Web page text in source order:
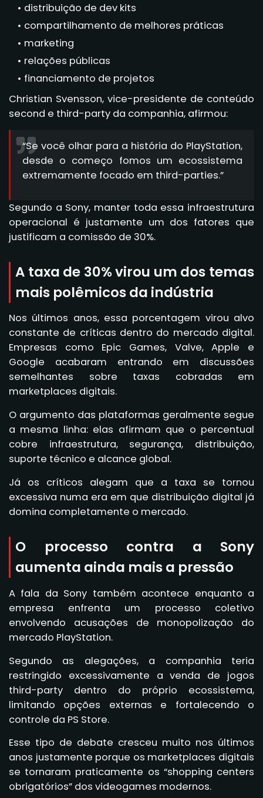
distribuição de dev kits
compartilhamento de melhores práticas
marketing
relações públicas
financiamento de projetos
Christian Svensson, vice-presidente de conteúdo
second e third-party da companhia, afirmou:
“Se você olhar para a história do PlayStation,
desde o começo fomos um ecossistema
extremamente focado em third-parties.”
Segundo a Sony, manter toda essa infraestrutura
operacional é justamente um dos fatores que
justificam a comissão de 30%.
A taxa de 30% virou um dos temas
mais polêmicos da indústria
Nos últimos anos, essa porcentagem virou alvo
constante de críticas dentro do mercado digital.
Empresas como Epic Games, Valve, Apple e
Google acabaram entrando em discussões
semelhantes sobre taxas cobradas em
marketplaces digitais.
O argumento das plataformas geralmente segue
a mesma linha: elas afirmam que o percentual
cobre infraestrutura, segurança, distribuição,
suporte técnico e alcance global.
Já os críticos alegam que a taxa se tornou
excessiva numa era em que distribuição digital já
domina completamente o mercado.
O processo contra a Sony
aumenta ainda mais a pressão
A fala da Sony também acontece enquanto a
empresa enfrenta um processo coletivo
envolvendo acusações de monopolização do
mercado PlayStation.
Segundo as alegações, a companhia teria
restringido excessivamente a venda de jogos
third-party dentro do próprio ecossistema,
limitando opções externas e fortalecendo o
controle da PS Store.
Esse tipo de debate cresceu muito nos últimos
anos justamente porque os marketplaces digitais
se tornaram praticamente os “shopping centers
obrigatórios” dos videogames modernos.